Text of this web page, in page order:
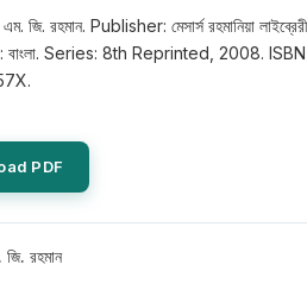
জি. রহমান. Publisher: মেসার্স রহমানিয়া
Series: 8th Reprinted, 2008.
PDF
রহমান